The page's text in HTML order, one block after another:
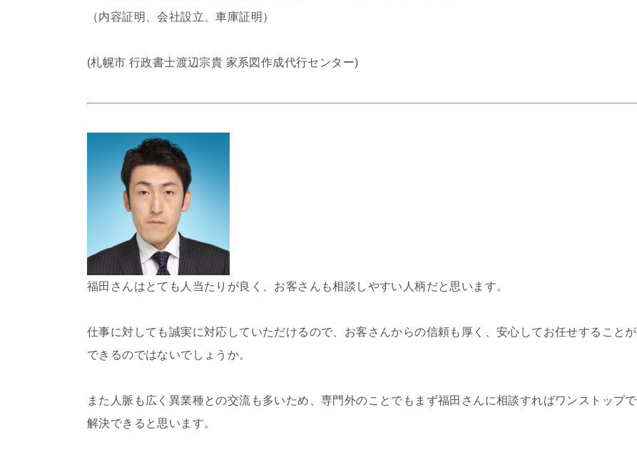
（内容証明、会社設立、車庫証明）
(札幌市 行政書士渡辺宗貴 家系図作成代行センター)
福田さんはとても人当たりが良く、お客さんも相談しやすい人柄だと思います。
仕事に対しても誠実に対応していただけるので、お客さんからの信頼も厚く、安心してお任せすることが
できるのではないでしょうか。
また人脈も広く異業種との交流も多いため、専門外のことでもまず福田さんに相談すればワンストップで
解決できると思います。